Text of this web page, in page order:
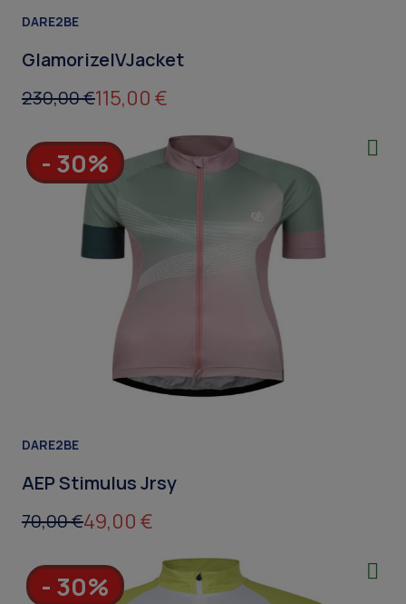
DARE2BE
GlamorizeIVJacket
230,00 €115,00 €
- 30%
DARE2BE
AEP Stimulus Jrsy
70,00 €49,00 €
- 30%